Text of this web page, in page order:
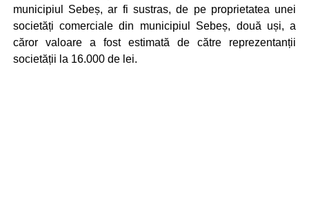
municipiul Sebeș, ar fi sustras, de pe proprietatea unei
societăți comerciale din municipiul Sebeș, două uși, a
căror valoare a fost estimată de către reprezentanții
societății la 16.000 de lei.